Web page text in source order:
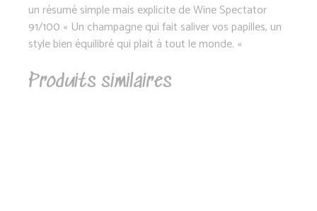
un résumé simple mais explicite de Wine Spectator
91/100 « Un champagne qui fait saliver vos papilles, un
style bien équilibré qui plait à tout le monde. «
Produits similaires